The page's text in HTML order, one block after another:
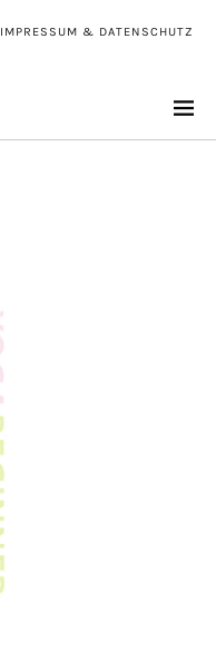
IMPRESSUM & DATENSCHUTZ